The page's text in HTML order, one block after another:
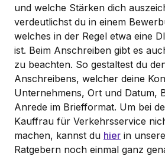
und welche Stärken dich
verdeutlichst du in einem
welches in der Regel etwa eine
ist. Beim Anschreiben gibt es
zu beachten. So gestaltest du
Anschreibens, welcher deine
Unternehmens, Ort und Datum,
Anrede im Briefformat. Um bei
Kauffrau für Verkehrsservice
machen, kannst du hier in
Ratgebern noch einmal ganz